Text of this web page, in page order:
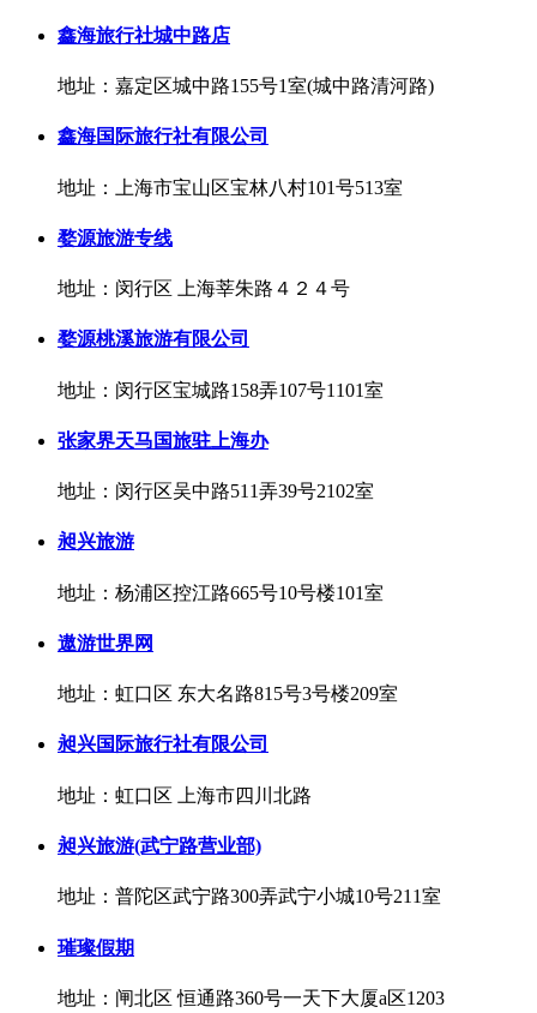
鑫海旅行社城中路店
地址：嘉定区城中路155号1室(城中路清河路)
鑫海国际旅行社有限公司
地址：上海市宝山区宝林八村101号513室
婺源旅游专线
地址：闵行区 上海莘朱路４２４号
婺源桃溪旅游有限公司
地址：闵行区宝城路158弄107号1101室
张家界天马国旅驻上海办
地址：闵行区吴中路511弄39号2102室
昶兴旅游
地址：杨浦区控江路665号10号楼101室
遨游世界网
地址：虹口区 东大名路815号3号楼209室
昶兴国际旅行社有限公司
地址：虹口区 上海市四川北路
昶兴旅游(武宁路营业部)
地址：普陀区武宁路300弄武宁小城10号211室
璀璨假期
地址：闸北区 恒通路360号一天下大厦a区1203